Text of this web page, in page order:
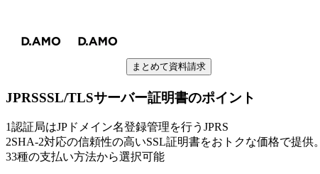
まとめて資料請求
JPRSSSL/TLSサーバー証明書のポイント
1認証局はJPドメイン名登録管理を行うJPRS
2SHA-2対応の信頼性の高いSSL証明書をおトクな価格で提供。
33種の支払い方法から選択可能